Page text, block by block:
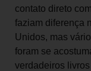
contato direto
faziam diferença
Unidos, mas
foram se
verdadeiros